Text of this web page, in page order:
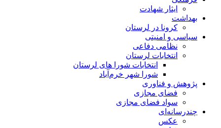
ایثار شهادت
بهداشت
کرونا در لرستان
سیاسی و امنیتی
نظامی دفاعی
انتخابات لرستان
انتخابات شورا های لرستان
شورا شهر خرم‌آباد
پژوهش و فناوری
فضای مجازی
سواد فضای مجازی
چندرسانه‌ای
عكس